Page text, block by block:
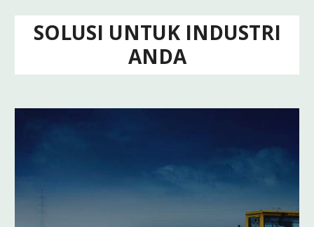
SOLUSI UNTUK INDUSTRI
ANDA